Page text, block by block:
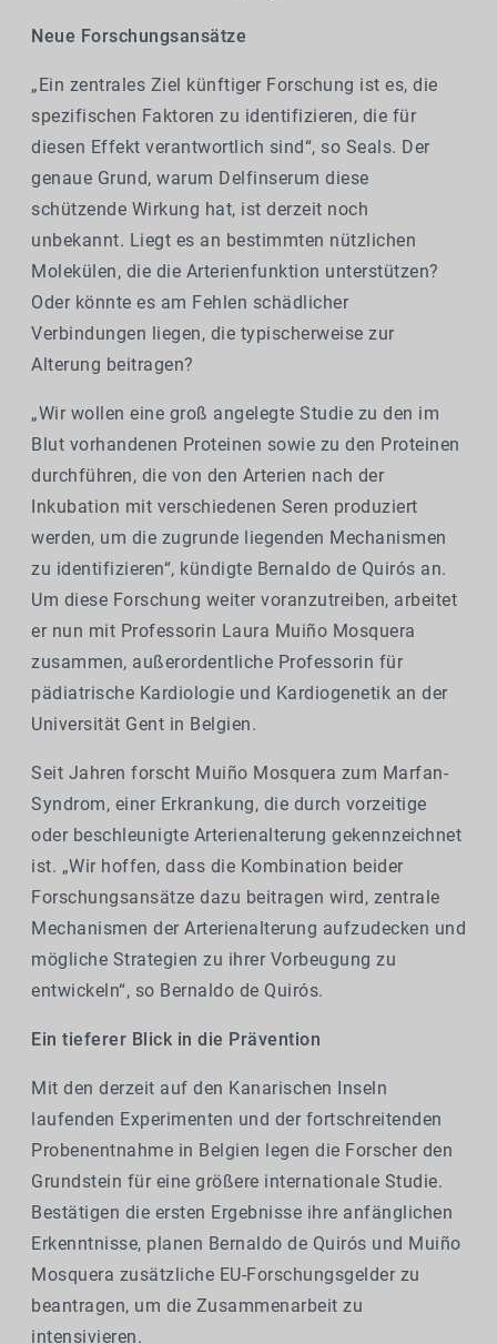
Neue Forschungsansätze
„Ein zentrales Ziel künftiger Forschung ist es, die
spezifischen Faktoren zu identifizieren, die für
diesen Effekt verantwortlich sind“, so Seals. Der
genaue Grund, warum Delfinserum diese
schützende Wirkung hat, ist derzeit noch
unbekannt. Liegt es an bestimmten nützlichen
Molekülen, die die Arterienfunktion unterstützen?
Oder könnte es am Fehlen schädlicher
Verbindungen liegen, die typischerweise zur
Alterung beitragen?
„Wir wollen eine groß angelegte Studie zu den im
Blut vorhandenen Proteinen sowie zu den Proteinen
durchführen, die von den Arterien nach der
Inkubation mit verschiedenen Seren produziert
werden, um die zugrunde liegenden Mechanismen
zu identifizieren“, kündigte Bernaldo de Quirós an.
Um diese Forschung weiter voranzutreiben, arbeitet
er nun mit Professorin Laura Muiño Mosquera
zusammen, außerordentliche Professorin für
pädiatrische Kardiologie und Kardiogenetik an der
Universität Gent in Belgien.
Seit Jahren forscht Muiño Mosquera zum Marfan-
Syndrom, einer Erkrankung, die durch vorzeitige
oder beschleunigte Arterienalterung gekennzeichnet
ist. „Wir hoffen, dass die Kombination beider
Forschungsansätze dazu beitragen wird, zentrale
Mechanismen der Arterienalterung aufzudecken und
mögliche Strategien zu ihrer Vorbeugung zu
entwickeln“, so Bernaldo de Quirós.
Ein tieferer Blick in die Prävention
Mit den derzeit auf den Kanarischen Inseln
laufenden Experimenten und der fortschreitenden
Probenentnahme in Belgien legen die Forscher den
Grundstein für eine größere internationale Studie.
Bestätigen die ersten Ergebnisse ihre anfänglichen
Erkenntnisse, planen Bernaldo de Quirós und Muiño
Mosquera zusätzliche EU-Forschungsgelder zu
beantragen, um die Zusammenarbeit zu
intensivieren.